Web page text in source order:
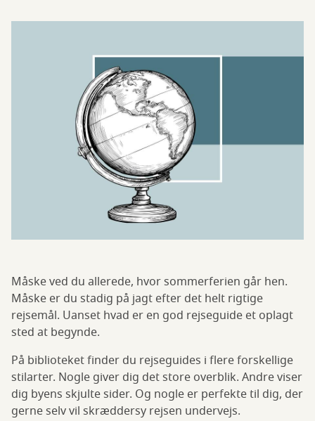
Måske ved du allerede, hvor sommerferien går hen.
Måske er du stadig på jagt efter det helt rigtige
rejsemål. Uanset hvad er en god rejseguide et oplagt
sted at begynde.
På biblioteket finder du rejseguides i flere forskellige
stilarter. Nogle giver dig det store overblik. Andre viser
dig byens skjulte sider. Og nogle er perfekte til dig, der
gerne selv vil skræddersy rejsen undervejs.